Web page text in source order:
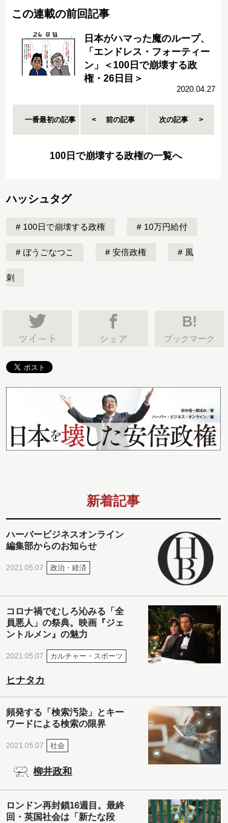
この連載の前回記事
日本がハマった魔のループ、
「エンドレス・フォーティー
ン」＜100日で崩壊する政
権・26日目＞
2020.04.27
一番最初の記事 前の記事 次の記事
100日で崩壊する政権の一覧へ
ハッシュタグ
100日で崩壊する政権 10万円給付
ぼうごなつこ 安倍政権 風
刺
B!
ブックマーク
新着記事
ハーバービジネスオンライン
編集部からのお知らせ
2021.05.07 政治・経済
コロナ禍でむしろ沁みる「全
員悪人」の祭典。映画『ジェ
ントルメン』の魅力
2021.05.07 カルチャー・スポーツ
ヒナタカ
頻発する「検索汚染」とキー
ワードによる検索の限界
2021.05.07 社会
柳井政和
ロンドン再封鎖16週目。最終
回・英国社会は「新たな段